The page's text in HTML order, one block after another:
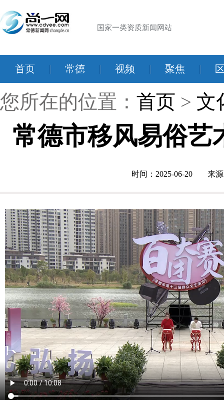
国家一类资质新闻网站
首页 | 常德 | 视频 | 聚焦 |
您所在的位置： 首页 > 文
常德市移风易俗艺
时间：2025-06-20 来